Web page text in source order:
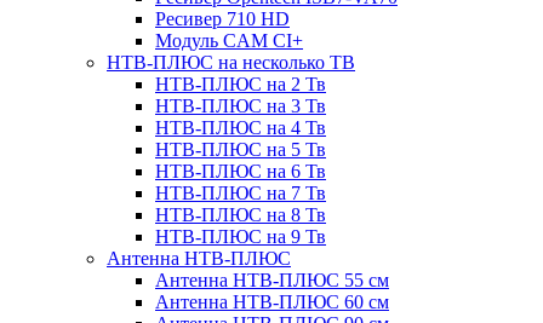
Ресивер 710 HD
Модуль CAM CI+
НТВ-ПЛЮС на несколько ТВ
НТВ-ПЛЮС на 2 Тв
НТВ-ПЛЮС на 3 Тв
НТВ-ПЛЮС на 4 Тв
НТВ-ПЛЮС на 5 Тв
НТВ-ПЛЮС на 6 Тв
НТВ-ПЛЮС на 7 Тв
НТВ-ПЛЮС на 8 Тв
НТВ-ПЛЮС на 9 Тв
Антенна НТВ-ПЛЮС
Антенна НТВ-ПЛЮС 55 см
Антенна НТВ-ПЛЮС 60 см